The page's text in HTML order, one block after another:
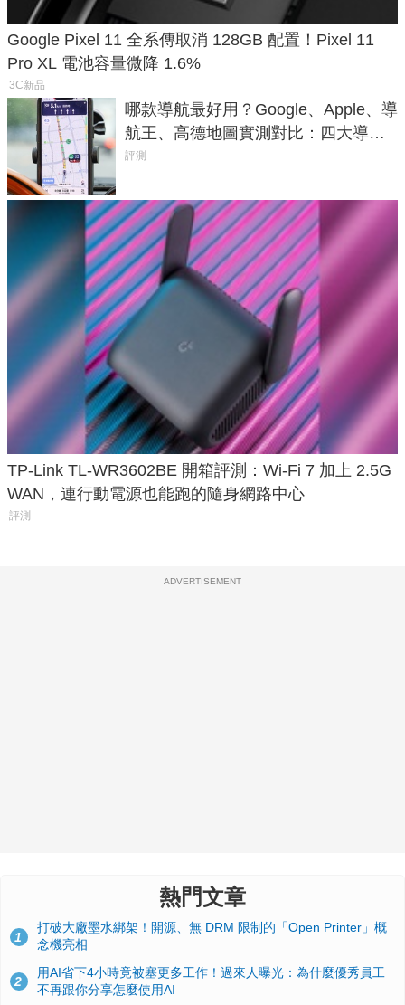
Google Pixel 11 全系傳取消 128GB 配置！Pixel 11
Pro XL 電池容量微降 1.6%
3C新品
哪款導航最好用？Google、Apple、導
航王、高德地圖實測對比：四大導航
實測懶人包
評測
TP-Link TL-WR3602BE 開箱評測：Wi-Fi 7 加上 2.5G
WAN，連行動電源也能跑的隨身網路中心
評測
ADVERTISEMENT
熱門文章
1
打破大廠墨水綁架！開源、無 DRM 限制的「Open Printer」概
念機亮相
2
用AI省下4小時竟被塞更多工作！過來人曝光：為什麼優秀員工
不再跟你分享怎麼使用AI